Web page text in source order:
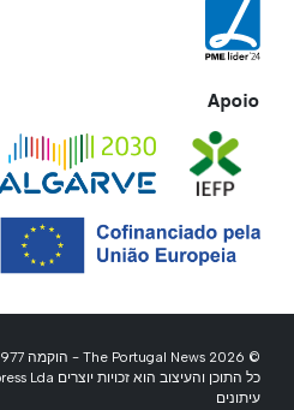
Apoio
© 2026 The Portugal News - הוקמה 1977
עיתונים